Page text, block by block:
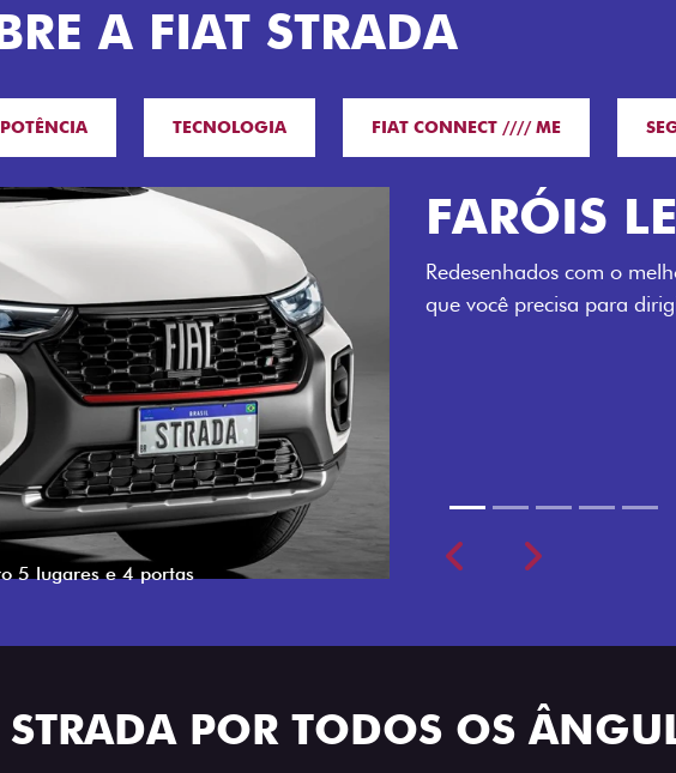
A FIAT STRADA
TECNOLOGIA FIAT CONNECT //// ME
O
LUGARES
PreviousNext
POR TODOS OS